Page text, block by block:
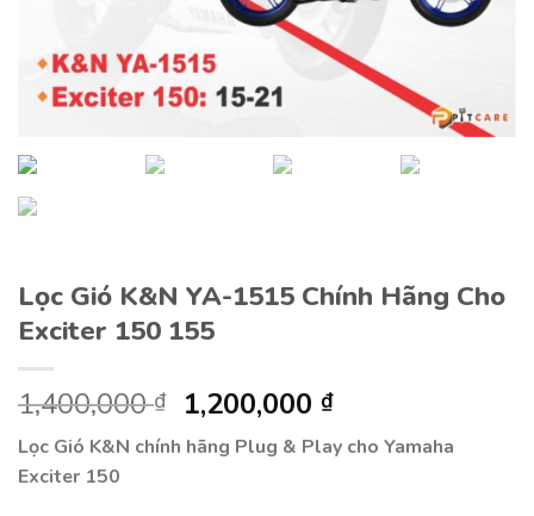
Lọc Gió K&N YA-1515 Chính Hãng Cho
Exciter 150 155
1,400,000₫ Giá
gốc
là:
1,200,000₫
hiện
tại
Lọc Gió K&N chính hãng Plug & Play cho Yamaha
Exciter 150